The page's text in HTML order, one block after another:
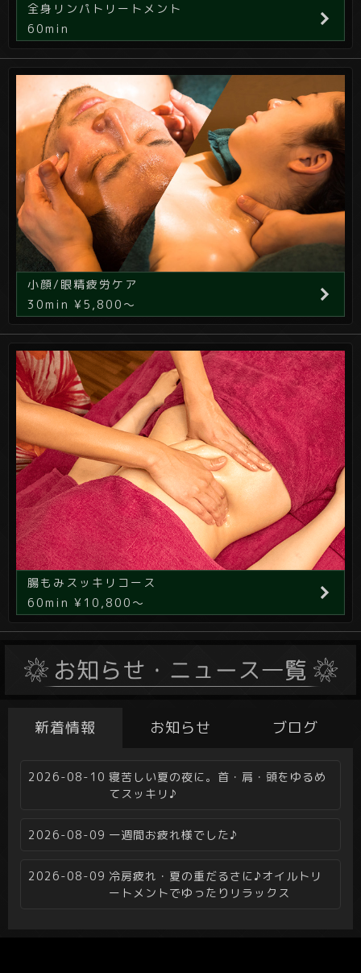
全身リンパトリートメント
60min
小顔/眼精疲労ケア
30min ¥5,800～
腸もみスッキリコース
60min ¥10,800～
新着情報 お知らせ ブログ
2026-08-10 寝苦しい夏の夜に。首・肩・頭をゆるめ
てスッキリ♪
2026-08-09 一週間お疲れ様でした♪
2026-08-09 冷房疲れ・夏の重だるさに♪オイルトリ
ートメントでゆったりリラックス